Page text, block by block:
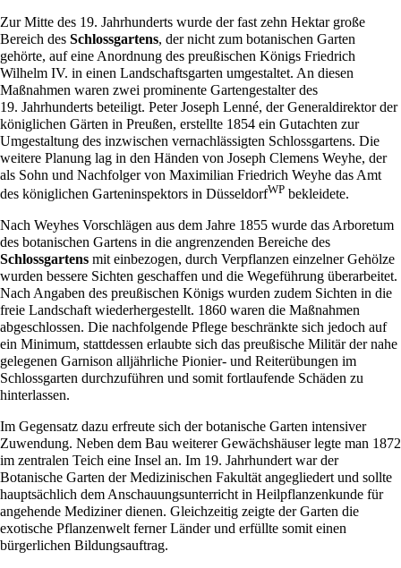
Zur Mitte des 19. Jahrhunderts wurde der fast zehn Hektar große
Bereich des Schlossgartens, der nicht zum botanischen Garten
gehörte, auf eine Anordnung des preußischen Königs Friedrich
Wilhelm IV. in einen Landschaftsgarten umgestaltet. An diesen
Maßnahmen waren zwei prominente Gartengestalter des
19. Jahrhunderts beteiligt. Peter Joseph Lenné, der Generaldirektor der
königlichen Gärten in Preußen, erstellte 1854 ein Gutachten zur
Umgestaltung des inzwischen vernachlässigten Schlossgartens. Die
weitere Planung lag in den Händen von Joseph Clemens Weyhe, der
als Sohn und Nachfolger von Maximilian Friedrich Weyhe das Amt
des königlichen Garteninspektors in DüsseldorfWP bekleidete.
Nach Weyhes Vorschlägen aus dem Jahre 1855 wurde das Arboretum
des botanischen Gartens in die angrenzenden Bereiche des
Schlossgartens mit einbezogen, durch Verpflanzen einzelner Gehölze
wurden bessere Sichten geschaffen und die Wegeführung überarbeitet.
Nach Angaben des preußischen Königs wurden zudem Sichten in die
freie Landschaft wiederhergestellt. 1860 waren die Maßnahmen
abgeschlossen. Die nachfolgende Pflege beschränkte sich jedoch auf
ein Minimum, stattdessen erlaubte sich das preußische Militär der nahe
gelegenen Garnison alljährliche Pionier- und Reiterübungen im
Schlossgarten durchzuführen und somit fortlaufende Schäden zu
hinterlassen.
Im Gegensatz dazu erfreute sich derbotanische Garten intensiver
Zuwendung. Neben dem Bau weiterer Gewächshäuser legte man 1872
im zentralen Teich eine Insel an. Im 19. Jahrhundert war der
Botanische Garten der Medizinischen Fakultät angegliedert und sollte
hauptsächlich dem Anschauungsunterricht in Heilpflanzenkunde für
angehende Mediziner dienen. Gleichzeitig zeigte der Garten die
exotische Pflanzenwelt ferner Länder und erfüllte somit einen
bürgerlichen Bildungsauftrag.